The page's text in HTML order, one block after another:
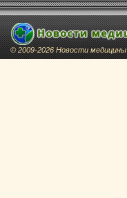
© 2009-2026 Новости медицины